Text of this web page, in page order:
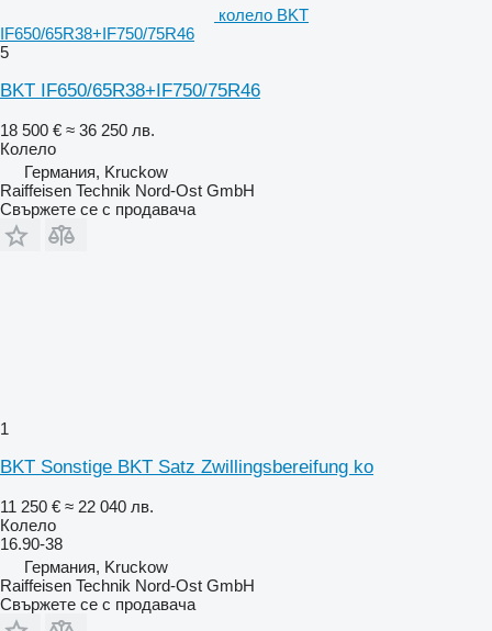
колело BKT
IF650/65R38+IF750/75R46
5
BKT IF650/65R38+IF750/75R46
18 500 € ≈ 36 250 лв.
Колело
Германия, Kruckow
Raiffeisen Technik Nord-Ost GmbH
Свържете се с продавача
1
BKT Sonstige BKT Satz Zwillingsbereifung ko
11 250 € ≈ 22 040 лв.
Колело
16.90-38
Германия, Kruckow
Raiffeisen Technik Nord-Ost GmbH
Свържете се с продавача